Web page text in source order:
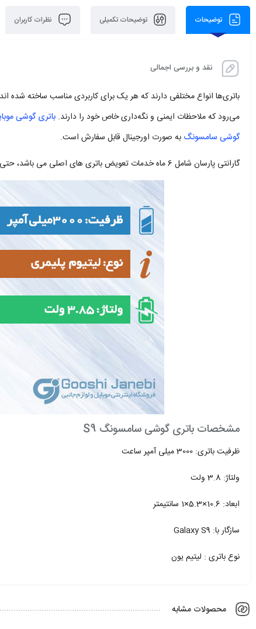
توضیحات توضیحات تکمیلی نظرات کاربران
نقد و بررسی اجمالی
باتری‌ها انواع مختلفی دارند که هر یک برای کاربردی مناسب‌ ساخته شده
می‌رود که ملاحظات ایمنی و نگه‌داری خاص خود را دارند. باتری گوشی
گوشی سامسونگ به صورت اورجینال قابل سفارش است.
گارانتی پارسان شامل 6 ماه خدمات تعویض باتری های اصلی می باشد، حتی در صورت مشاهده بادکردگی باتری، باتری گوشی شما تعویض می‌شود.
S9 مشخصات باتری گوشی سامسونگ
ظرفیت باتری: 3000 میلی آمپر ساعت
ولتاژ: 3.8 ولت
ابعاد: 10.6×5.3×1 سانتیمتر
سازگار با: Galaxy S9
نوع باتری : لیتیم یون
محصولات مشابه